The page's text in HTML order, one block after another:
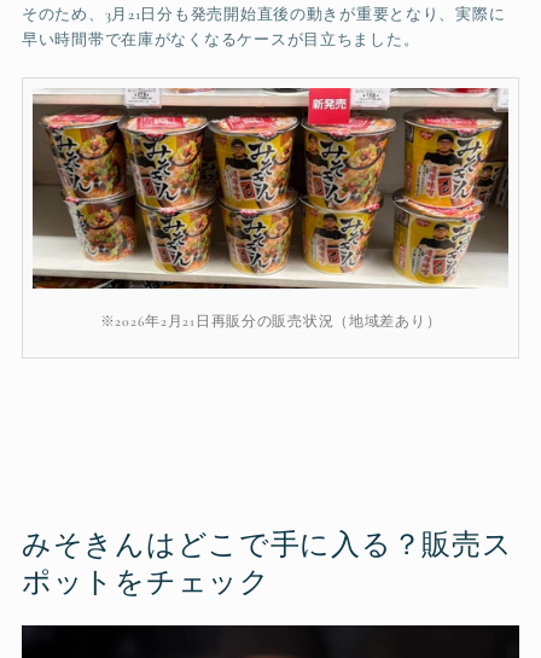
そのため、3月21日分も発売開始直後の動きが重要となり、実際に
早い時間帯で在庫がなくなるケースが目立ちました。
※2026年2月21日再販分の販売状況（地域差あり）
みそきんはどこで手に入る？販売ス
ポットをチェック